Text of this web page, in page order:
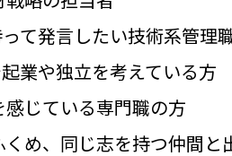
て発言したい技術系管理
業や独立を考えている方
じている専門職の方
め、同じ志を持つ仲間と